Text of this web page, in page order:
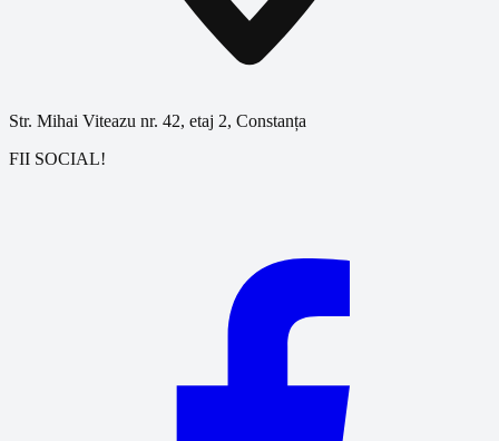
Str. Mihai Viteazu nr. 42, etaj 2, Constanța
FII SOCIAL!